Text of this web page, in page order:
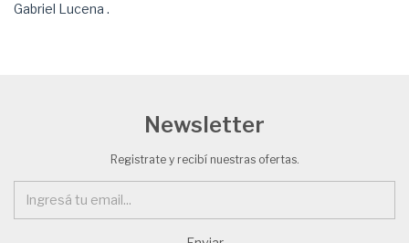
Gabriel Lucena .
Newsletter
Registrate y recibí nuestras ofertas.